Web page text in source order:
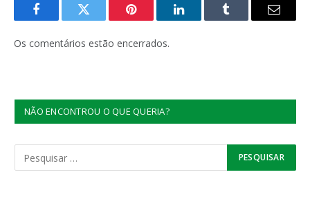
FacebookTwitter Pinterest LinkedInTumblr
E-
Os comentários estão encerrados.
NÃO ENCONTROU O QUE QUERIA?